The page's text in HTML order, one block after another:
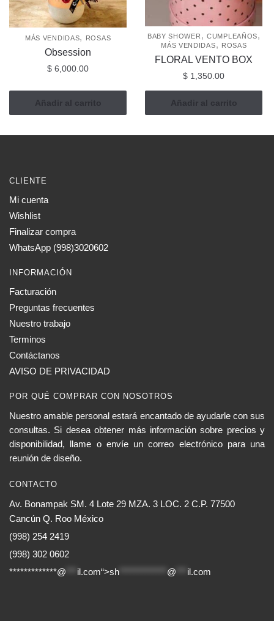
elegir
en
la
página
de
MÁS VENDIDAS, ROSAS
Obsession
$ 6,000.00
Añadir al carrito
BABY SHOWER , CUMPLEAÑOS,
MÁS VENDIDAS, ROSAS
FLORAL VENTO BOX
$ 1,350.00
Añadir al carrito
CLIENTE
Mi cuenta
Wishlist
Finalizar compra
WhatsApp (998)3020602
INFORMACIÓN
Facturación
Preguntas frecuentes
Nuestro trabajo
Terminos
Contáctanos
AVISO DE PRIVACIDAD
POR QUÉ COMPRAR CON NOSOTROS
Nuestro amable personal estará encantado de ayudarle con sus
consultas. Si desea obtener más información sobre precios y
disponibilidad, llame o envíe un correo electrónico para una
reunión de diseño.
CONTACTO
Av. Bonampak SM. 4 Lote 29 MZA. 3 LOC. 2 C.P. 77500
Cancún Q. Roo México
(998) 254 2419
(998) 302 0602
*************@
il.com“>sh @ il.com